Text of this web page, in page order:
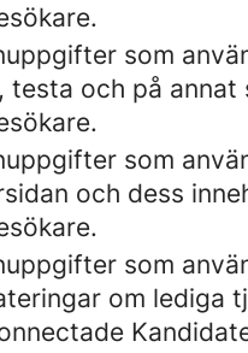
som
testa och på
som
och dess
som
om lediga